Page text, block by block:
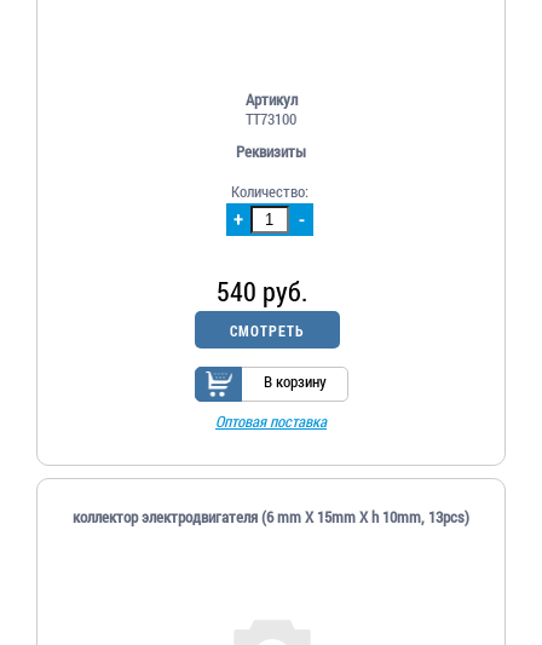
Артикул
TT73100
Реквизиты
+ -
Количество:
540 руб.
СМОТРЕТЬ
В корзину
Оптовая поставка
коллектор электродвигателя (6 mm X 15mm X h 10mm, 13pcs)